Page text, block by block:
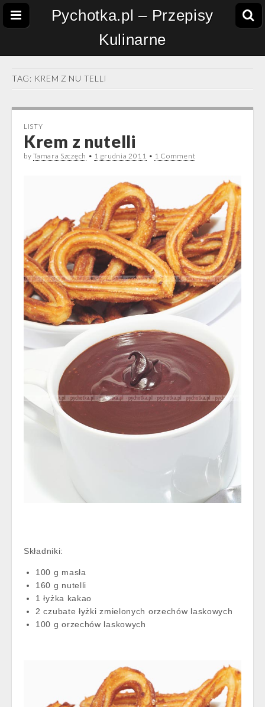
Pychotka.pl – Przepisy
Kulinarne
TAG: KREM Z NU TELLI
LISTY
Krem z nutelli
byTamara Szczęch • 1 grudnia 2011 • 1 Comment
Składniki:
100 g masła
160 g nutelli
1 łyżka kakao
2 czubate łyżki zmielonych orzechów laskowych
100 g orzechów laskowych